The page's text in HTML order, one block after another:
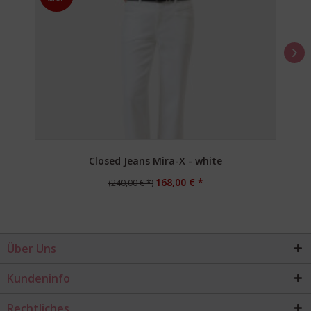
Closed Jeans Mira-X - white
(240,00 € *) 168,00 € *
Über Uns
Kundeninfo